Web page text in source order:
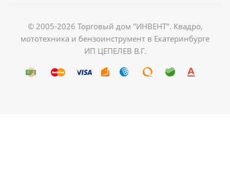
© 2005-2026 Торговый дом "ИНВЕНТ". Квадро,
мототехника и бензоинструмент в Екатеринбурге
ИП ЦЕПЕЛЕВ В.Г.